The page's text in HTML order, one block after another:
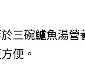
三碗鱸魚湯營
便。